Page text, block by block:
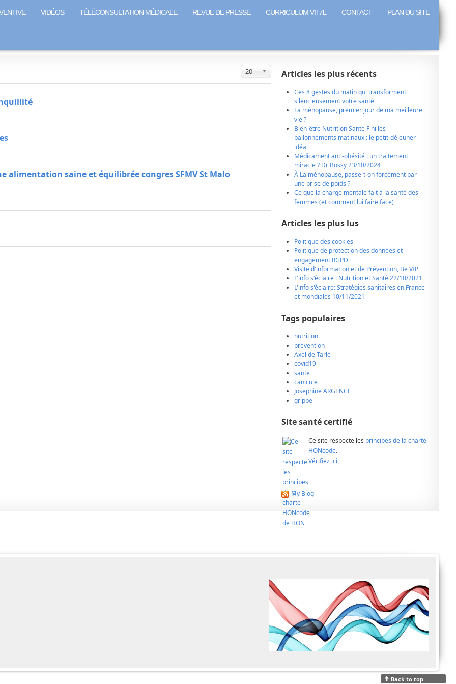
VIDÉOS TÉLÉCONSULTATION MÉDICALE REVUE DE PRESSE CURRICULUM VITÆ CONTACT PLAN DU SITE
Affichage #
20
alimentation saine et équilibrée congres SFMV St Malo
Articles les plus récents
Ces 8 gestes du matin qui transforment
silencieusement votre santé
La ménopause, premier jour de ma meilleure
vie ?
Bien-être Nutrition Santé Fini les
ballonnements matinaux : le petit-déjeuner
idéal
Médicament anti-obésité : un traitement
miracle ? Dr Bossy 23/10/2024
À La ménopause, passe-t-on forcément par
une prise de poids ?
Ce que la charge mentale fait à la santé des
femmes (et comment lui faire face)
Articles les plus lus
Politique des cookies
Politique de protection des données et
engagement RGPD
Visite d'information et de Prévention, Be VIP
L'info s'éclaire : Nutrition et Santé 22/10/2021
L'info s'éclaire: Stratégies sanitaires en France
et mondiales 10/11/2021
Tags populaires
nutrition
prévention
Axel de Tarlé
covid19
santé
canicule
Josephine ARGENCE
grippe
Site santé certifié
Ce site respecte les principes de la charte
HONcode.
Vérifiez ici.
My Blog
Back to top